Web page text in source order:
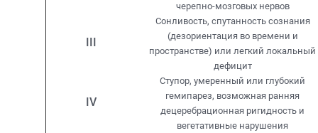
черепно-мозговых нервов
III
Сонливость, спутанность сознания
(дезориентация во времени и
пространстве) или легкий локальный
дефицит
IV
Ступор, умеренный или глубокий
гемипарез, возможная ранняя
децеребрационная ригидность и
вегетативные нарушения